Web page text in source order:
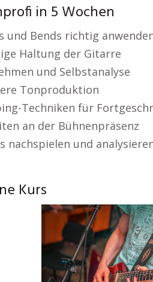
in 5 Wochen
und Bends richtig
Haltung der Gitarre
und Selbstanalyse
Tonproduktion
Techniken für
an der Bühnenpräsenz
nachspielen und
Kurs